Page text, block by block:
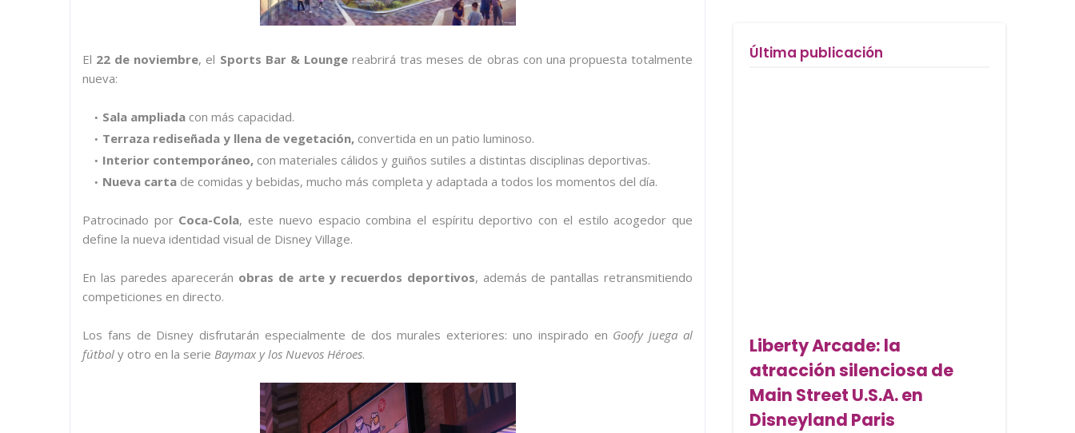
El 22 de noviembre, el Sports Bar & Loungereabrirá tras meses de obras con una propuesta totalmente
nueva:
Sala ampliada con más capacidad.
Terraza rediseñada y llena de vegetación, convertida en un patio luminoso.
Interior contemporáneo, con materiales cálidos y guiños sutiles a distintas disciplinas deportivas.
Nueva carta de comidas y bebidas, mucho más completa y adaptada a todos los momentos del día.
Patrocinado por Coca-Cola, este nuevo espacio combina el espíritu deportivo con el estilo acogedor que
define la nueva identidad visual de Disney Village.
En las paredes aparecerán obras de arte y recuerdos deportivos, además de pantallas retransmitiendo
competiciones en directo.
Los fans de Disney disfrutarán especialmente de dos murales exteriores: uno inspirado en Goofy juega al
fútbol y otro en la serie Baymax y los Nuevos Héroes.
Última publicación
Liberty Arcade: la
atracción silenciosa de
Main Street U.S.A. en
Disneyland Paris